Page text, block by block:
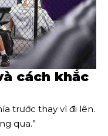
cách khắc
trước thay vì đi lên.
qua.”